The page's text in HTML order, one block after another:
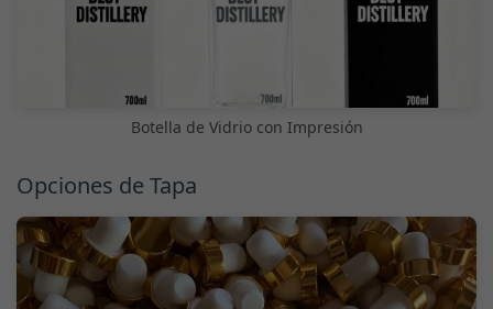
Botella de Vidrio con Impresión
Opciones de Tapa